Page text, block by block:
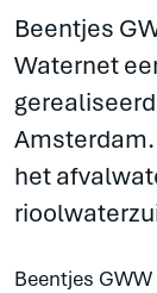
Beentjes
Waternet
het
Beentjes